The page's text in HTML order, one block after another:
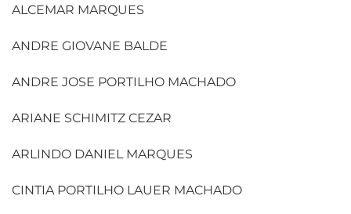
ALCEMAR MARQUES
ANDRE GIOVANE BALDE
ANDRE JOSE PORTILHO MACHADO
ARIANE SCHIMITZ CEZAR
ARLINDO DANIEL MARQUES
CINTIA PORTILHO LAUER MACHADO